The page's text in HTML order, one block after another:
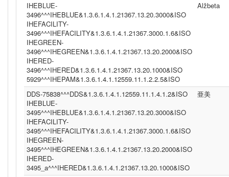
IHEBLUE-
3496^^^IHEBLUE&1.3.6.1.4.1.21367.13.20.3000&ISO
IHEFACILITY-
3496^^^IHEFACILITY&1.3.6.1.4.1.21367.3000.1.6&ISO
IHEGREEN-
3496^^^IHEGREEN&1.3.6.1.4.1.21367.13.20.2000&ISO
IHERED-
3496^^^IHERED&1.3.6.1.4.1.21367.13.20.1000&ISO
5929^^^IHEPAM&1.3.6.1.4.1.12559.11.1.2.2.5&ISO
Alžbeta
DDS-75838^^^DDS&1.3.6.1.4.1.12559.11.1.4.1.2&ISO
IHEBLUE-
3495^^^IHEBLUE&1.3.6.1.4.1.21367.13.20.3000&ISO
IHEFACILITY-
3495^^^IHEFACILITY&1.3.6.1.4.1.21367.3000.1.6&ISO
IHEGREEN-
3495^^^IHEGREEN&1.3.6.1.4.1.21367.13.20.2000&ISO
IHERED-
3495_a^^^IHERED&1.3.6.1.4.1.21367.13.20.1000&ISO
亜美